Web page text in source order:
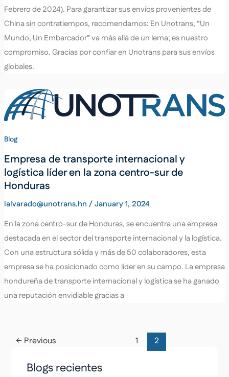
Febrero de 2024). Para garantizar sus envíos provenientes de
China sin contratiempos, recomendamos: En Unotrans, “Un
Mundo, Un Embarcador” va más allá de un lema; es nuestro
compromiso. Gracias por confiar en Unotrans para sus envíos
globales.
Blog
Empresa de transporte internacional y
logística líder en la zona centro-sur de
Honduras
lalvarado@unotrans.hn /January 1, 2024
En la zona centro-sur de Honduras, se encuentra una empresa
destacada en el sector del transporte internacional y la logística.
Con una estructura sólida y más de 50 colaboradores, esta
empresa se ha posicionado como líder en su campo. La empresa
hondureña de transporte internacional y logística se ha ganado
una reputación envidiable gracias a
← Previous 1 2
Blogs recientes